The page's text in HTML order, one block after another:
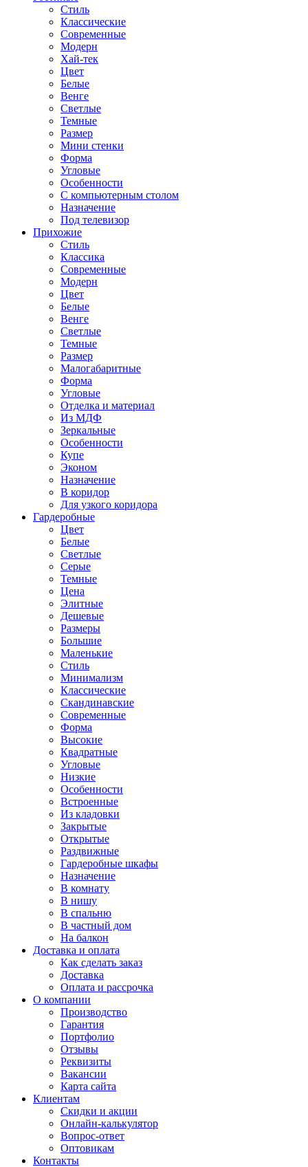
Стиль
Классические
Современные
Модерн
Хай-тек
Цвет
Белые
Венге
Светлые
Темные
Размер
Мини стенки
Форма
Угловые
Особенности
С компьютерным столом
Назначение
Под телевизор
Прихожие
Стиль
Классика
Современные
Модерн
Цвет
Белые
Венге
Светлые
Темные
Размер
Малогабаритные
Форма
Угловые
Отделка и материал
Из МДФ
Зеркальные
Особенности
Купе
Эконом
Назначение
В коридор
Для узкого коридора
Гардеробные
Цвет
Белые
Светлые
Серые
Темные
Цена
Элитные
Дешевые
Размеры
Большие
Маленькие
Стиль
Минимализм
Классические
Скандинавские
Современные
Форма
Высокие
Квадратные
Угловые
Низкие
Особенности
Встроенные
Из кладовки
Закрытые
Открытые
Раздвижные
Гардеробные шкафы
Назначение
В комнату
В нишу
В спальню
В частный дом
На балкон
Доставка и оплата
Как сделать заказ
Доставка
Оплата и рассрочка
О компании
Производство
Гарантия
Портфолио
Отзывы
Реквизиты
Вакансии
Карта сайта
Клиентам
Скидки и акции
Онлайн-калькулятор
Вопрос-ответ
Оптовикам
Контакты